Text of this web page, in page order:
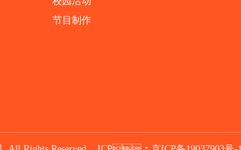
节目制作